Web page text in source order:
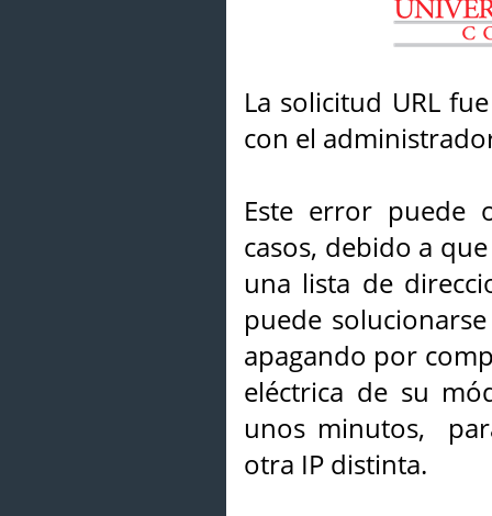
La solicitud URL
con el
Este error puede
casos, debido a
una lista de
puede
apagando por
eléctrica de su
unos minutos,
otra IP distinta.